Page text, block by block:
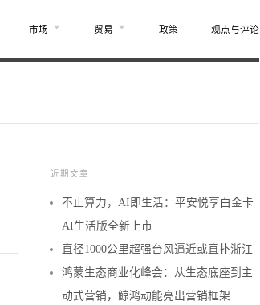
市场 贸易 政策 观点与评论
近期文章
不止算力，AI即生活：平安悦享白金卡
AI生活版全新上市
直径1000公里超强台风逼近或直扑浙江
鸿蒙生态商业化峰会：从生态底座到主
动式营销，鲸鸿动能亮出营销框架